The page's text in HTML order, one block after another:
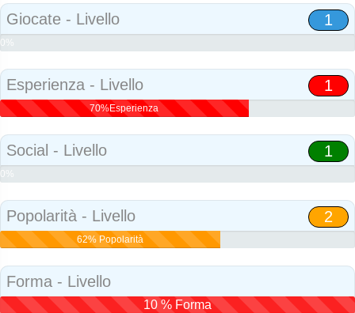
Giocate - Livello 1
0%
Esperienza - Livello 1
70%Esperienza
Social - Livello 1
0%
Popolarità - Livello 2
62% Popolarità
Forma - Livello
10 % Forma